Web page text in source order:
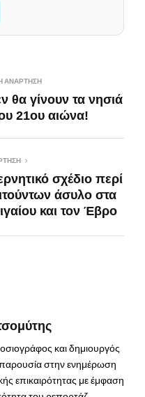
ΑΝΆΡΤΗΣΗ
θα γίνουν τα νησιά
21ου αιώνα!
σχέδιο περί
άσυλο στα
και τον Έβρο
και δημιουργός
στην ενημέρωση
επικαιρότητας με έμφαση